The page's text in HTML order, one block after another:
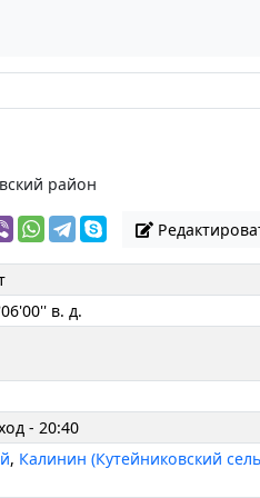
район
в. д.
- 20:40
, Калинин (Кутейниковский